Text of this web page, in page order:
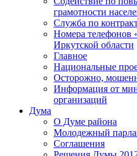
грамотности
Служба по
Номера телефонов
Иркутской области
Главное
Национальные
Осторожно,
Информация от
организаций
Дума
О Думе района
Молодежный
Соглашения